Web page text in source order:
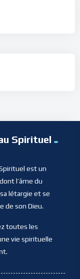
Spirituel
est un
l’âme du
létargie et se
de son Dieu.
toutes les
vie spirituelle